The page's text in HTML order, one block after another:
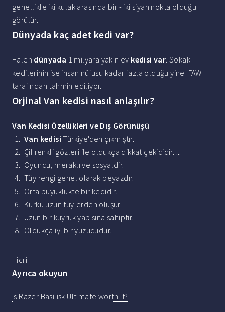
genellikle iki kulak arasında bir - iki siyah nokta olduğu
görülür.
Dünyada kaç adet kedi var?
Halen dünyada 1 milyara yakın ev kedisi var. Sokak
kedilerinin ise insan nüfusu kadar fazla olduğu yine IFAW
tarafından tahmin ediliyor.
Orjinal Van kedisi nasıl anlaşılır?
Van Kedisi Özellikleri ve Dış Görünüşü
Van kedisi Türkiye'den çıkmıştır.
Çif renkli gözleri ile oldukça dikkat çekicidir. ...
Oyuncu, meraklı ve sosyaldir.
Tüy rengi genel olarak beyazdır.
Orta büyüklükte bir kedidir.
Kürkü uzun tüylerden oluşur.
Uzun bir kuyruk yapısına sahiptir.
Oldukça iyi bir yüzücüdür.
Hicri
Ayrıca okuyun
Is Razer Basilisk Ultimate worth it?